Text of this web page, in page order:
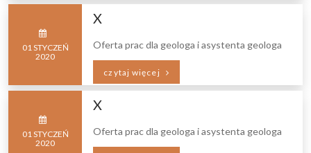
01STYCZEŃ
2020
X
Oferta prac dla geologa i asystenta geologa
czytaj więcej
01STYCZEŃ
2020
X
Oferta prac dla geologa i asystenta geologa